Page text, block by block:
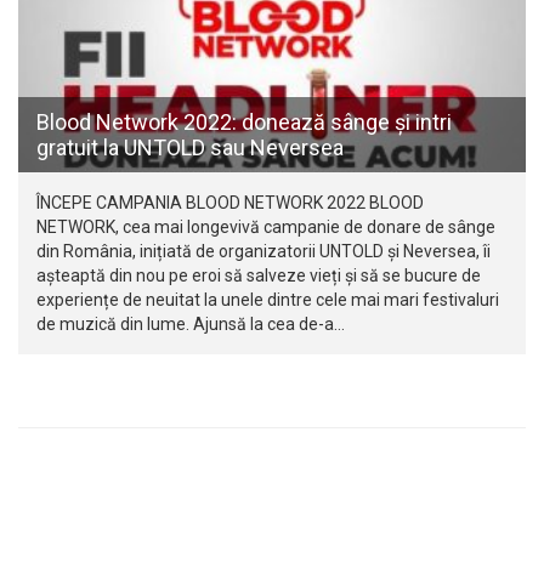
Blood Network 2022: donează sânge și intri
gratuit la UNTOLD sau Neversea
ÎNCEPE CAMPANIA BLOOD NETWORK 2022 BLOOD
NETWORK, cea mai longevivă campanie de donare de sânge
din România, inițiată de organizatorii UNTOLD și Neversea, îi
așteaptă din nou pe eroi să salveze vieți și să se bucure de
experiențe de neuitat la unele dintre cele mai mari festivaluri
de muzică din lume. Ajunsă la cea de-a…